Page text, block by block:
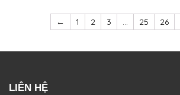
← 1 2 3 … 25 26
LIÊN HỆ